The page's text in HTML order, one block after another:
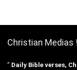
Christian Medias !
” Daily Bible verses,